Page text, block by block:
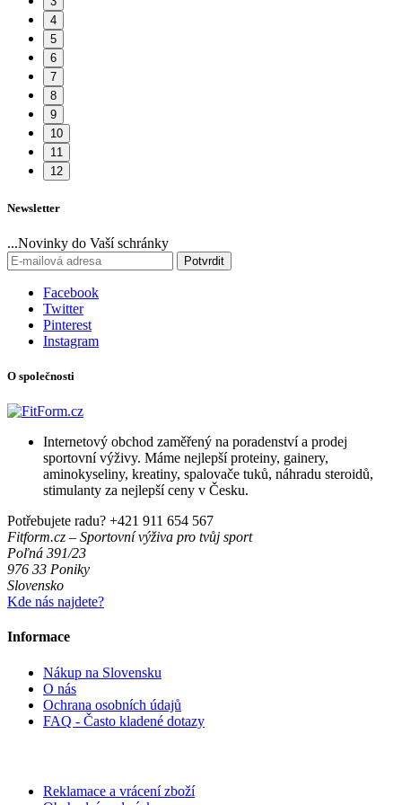
4
5
6
7
8
9
10
11
12
Newsletter
...Novinky do Vaší schránky
Potvrdit
Facebook
Twitter
Pinterest
Instagram
O společnosti
Internetový obchod zaměřený na poradenství a prodej
sportovní výživy. Máme nejlepší proteiny, gainery,
aminokyseliny, kreatiny, spalovače tuků, náhradu steroidů,
stimulanty za nejlepší ceny v Česku.
Potřebujete radu? +421 911 654 567
Fitform.cz – Sportovní výživa pro tvůj sport
Poľná 391/23
976 33 Poniky
Slovensko
Kde nás najdete?
Informace
Nákup na Slovensku
O nás
Ochrana osobních údajů
FAQ - Často kladené dotazy
Reklamace a vrácení zboží